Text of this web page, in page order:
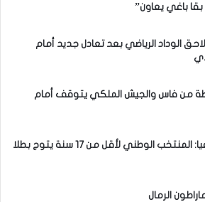
باغي يعاون”
الوداد الرياضي بعد تعادل جديد أمام
من فاس والجيش الملكي يتوقف أمام
على عرش شمال إفريقيا: المنتخب الوطني لأقل من 17 سنة يتوج بطلا
الرمال